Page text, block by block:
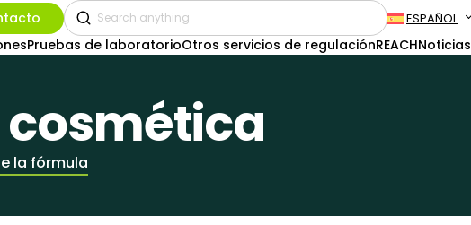
ESPAÑOL
Pruebas de laboratorioOtros servicios de regulaciónREACHNoticias
cosmética
la fórmula